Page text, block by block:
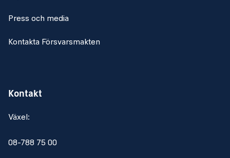
Press och media
Kontakta Försvarsmakten
Kontakt
Växel:
08-788 75 00